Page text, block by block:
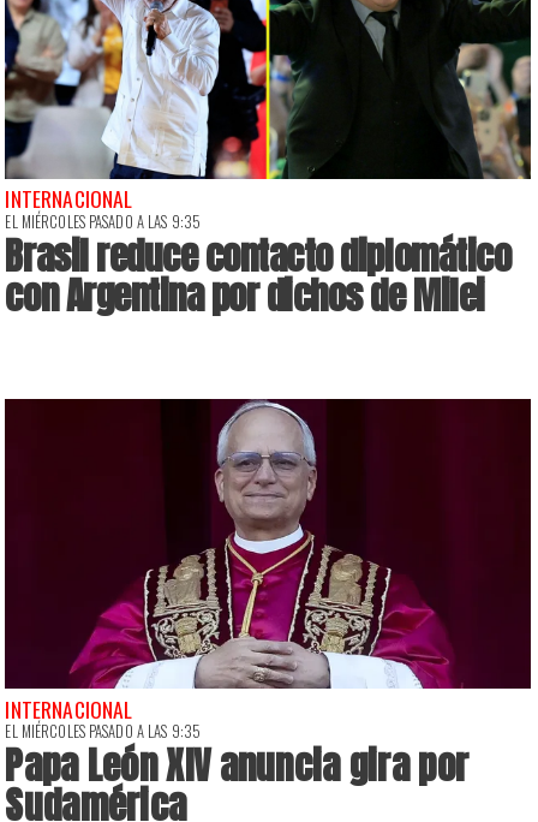
INTERNACIONAL
EL MIÉRCOLES PASADO A LAS 9:35
Brasil reduce contacto diplomático
con Argentina por dichos de Milei
INTERNACIONAL
EL MIÉRCOLES PASADO A LAS 9:35
Papa León XIV anuncia gira por
Sudamérica